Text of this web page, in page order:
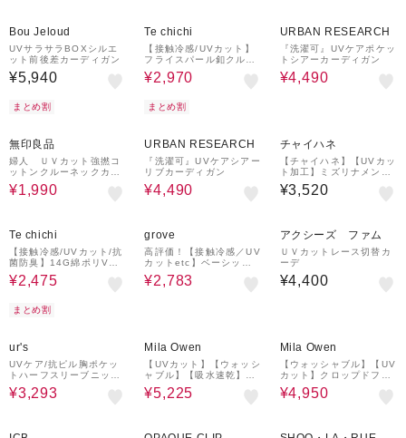
Bou Jeloud
UVサラサラBOXシルエ
ット前後差カーディガン
¥5,940
まとめ割
Te chichi
【接触冷感/UVカット】
フライスパール釦クルー
ネックカーディガン
¥2,970
まとめ割
URBAN RESEARCH
『洗濯可』UVケアポケッ
トシアーカーディガン
¥4,490
無印良品
婦人 ＵＶカット強撚コ
ットンクルーネックカー
ディガン
¥1,990
URBAN RESEARCH
『洗濯可』UVケアシアー
リブカーディガン
¥4,490
チャイハネ
【チャイハネ】【UVカッ
ト加工】ミズリナメンズ
カーディガン
¥3,520
Te chichi
【接触冷感/UVカット/抗
菌防臭】14G綿ポリVネ
ックカーディガン
¥2,475
まとめ割
grove
高評価！【接触冷感／UV
カットetc】ベーシック
ショートカーディガン
¥2,783
アクシーズ ファム
ＵＶカットレース切替カ
ーデ
¥4,400
ur's
UVケア/抗ピル胸ポケッ
トハーフスリーブニット
カーディガン
¥3,293
Mila Owen
【UVカット】【ウォッシ
ャブル】【吸水速乾】ア
クティブリブニット短丈
カーディガン
¥5,225
Mila Owen
【ウォッシャブル】【UV
カット】クロップドフォ
ルムカーディガン
¥4,950